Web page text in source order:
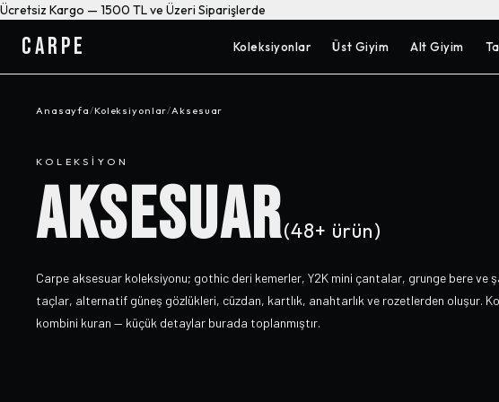
Ücretsiz Kargo — 1500 TL ve Üzeri Siparişlerde
CARPE Koleksiyonlar Üst Giyim Alt Giyim
Anasayfa/Koleksiyonlar/Aksesuar
KOLEKSIYON
AKSESUAR(48+ ürün)
Carpe aksesuar koleksiyonu; gothic deri kemerler, Y2K mini çantalar, grunge bere ve
taçlar, alternatif güneş gözlükleri, cüzdan, kartlık, anahtarlık ve rozetlerden oluşur.
kombini kuran — küçük detaylar burada toplanmıştır.